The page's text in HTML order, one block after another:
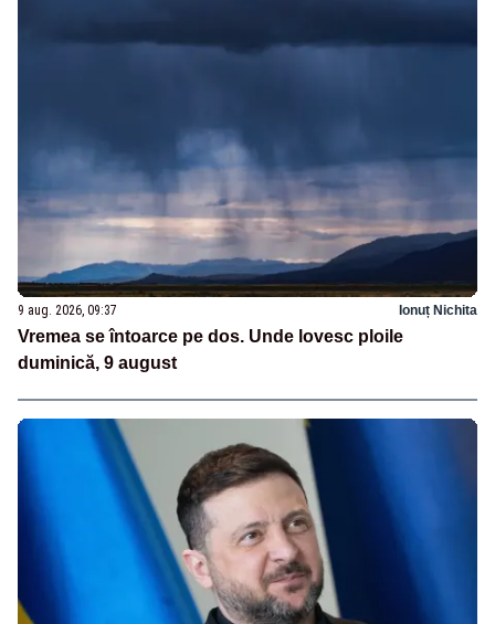
9 aug. 2026, 09:37 Ionuț Nichita
Vremea se întoarce pe dos. Unde lovesc ploile
duminică, 9 august